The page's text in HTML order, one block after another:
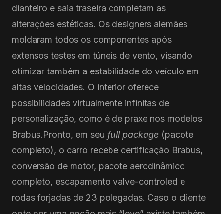
dianteiro e saia traseira completam as
alterações estéticas. Os designers alemães
moldaram todos os componentes após
extensos testes em túneis de vento, visando
otimizar também a estabilidade do veículo em
altas velocidades. O interior oferece
possibilidades virtualmente infinitas de
personalização, como é de praxe nos modelos
Brabus.Pronto, em seu full package (pacote
completo), o carro recebe certificação Brabus,
conversão de motor, pacote aerodinâmico
completo, escapamento valve-controled e
rodas forjadas de 23 polegadas. Caso o cliente